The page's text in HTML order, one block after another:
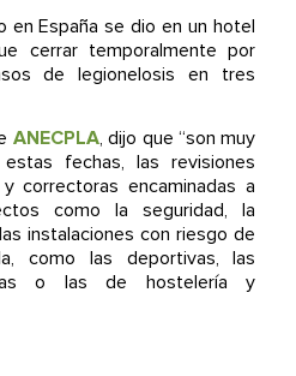
en España se dio en un hotel
cerrar temporalmente por
de legionelosis en tres
ANECPLA, dijo que “son muy
fechas, las revisiones
correctoras encaminadas a
como la seguridad, la
instalaciones con riesgo de
como las deportivas, las
o las de hostelería y